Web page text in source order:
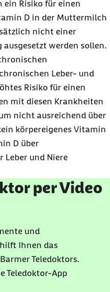
ein Risiko für einen
D in der Muttermilch
nicht einer
werden sollen.
Leber- und
Risiko für einen
mit diesen Krankheiten
nicht ausreichend über
körpereigenes Vitamin
D über
Leber und Niere
per Video
und
Ihnen das
Teledoktors.
Teledoktor-App